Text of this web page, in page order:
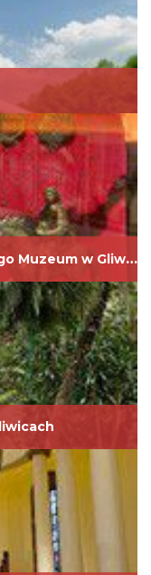
Oddział Odlewnictwa Artystycznego Muzeum w Gliwicach